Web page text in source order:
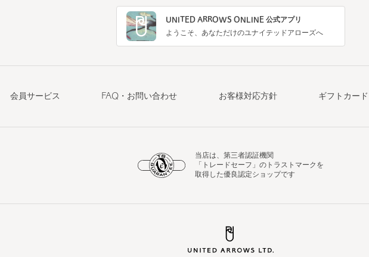
UNITED ARROWS ONLINE 公式アプリ
ようこそ、あなただけのユナイテッドアローズへ
会員サービス FAQ・お問い合わせ お客様対応方針 ギフトカード
当店は、第三者認証機関
「トレードセーフ」のトラストマークを
取得した優良認定ショップです